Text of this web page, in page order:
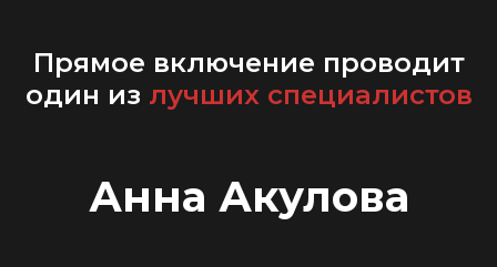
Прямое включение проводит
один из лучших специалистов